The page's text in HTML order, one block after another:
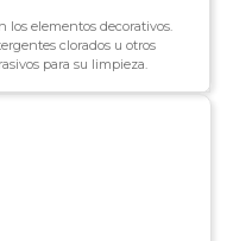
los elementos decorativos.
clorados u otros
para su limpieza.